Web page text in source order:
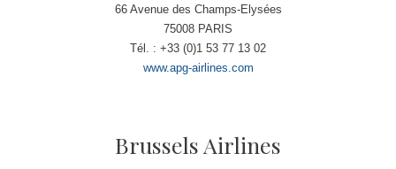
66 Avenue des Champs-Elysées
75008 PARIS
Tél. : +33 (0)1 53 77 13 02
www.apg-airlines.com
Brussels Airlines